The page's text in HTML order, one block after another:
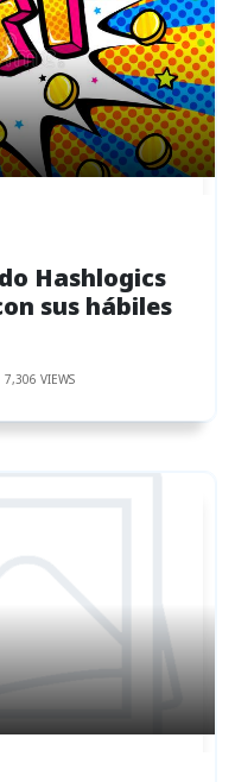
Hashlogics
sus hábiles
7,306 VIEWS